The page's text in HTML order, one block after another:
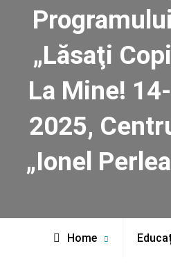
„Lăsaţi
La Mine!
2025,
„Ionel
Home